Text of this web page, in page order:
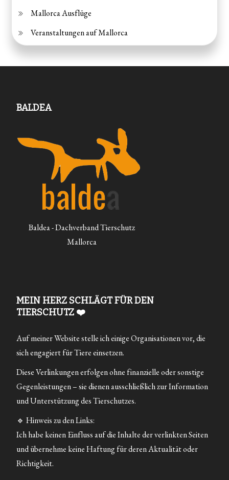
Mallorca Ausflüge
Veranstaltungen auf Mallorca
BALDEA
Baldea - Dachverband Tierschutz
Mallorca
MEIN HERZ SCHLÄGT FÜR DEN
TIERSCHUTZ ❤️
Auf meiner Website stelle ich einige Organisationen vor, die
sich engagiert für Tiere einsetzen.
Diese Verlinkungen erfolgen ohne finanzielle oder sonstige
Gegenleistungen – sie dienen ausschließlich zur Information
und Unterstützung des Tierschutzes.
🔹 Hinweis zu den Links:
Ich habe keinen Einfluss auf die Inhalte der verlinkten Seiten
und übernehme keine Haftung für deren Aktualität oder
Richtigkeit.